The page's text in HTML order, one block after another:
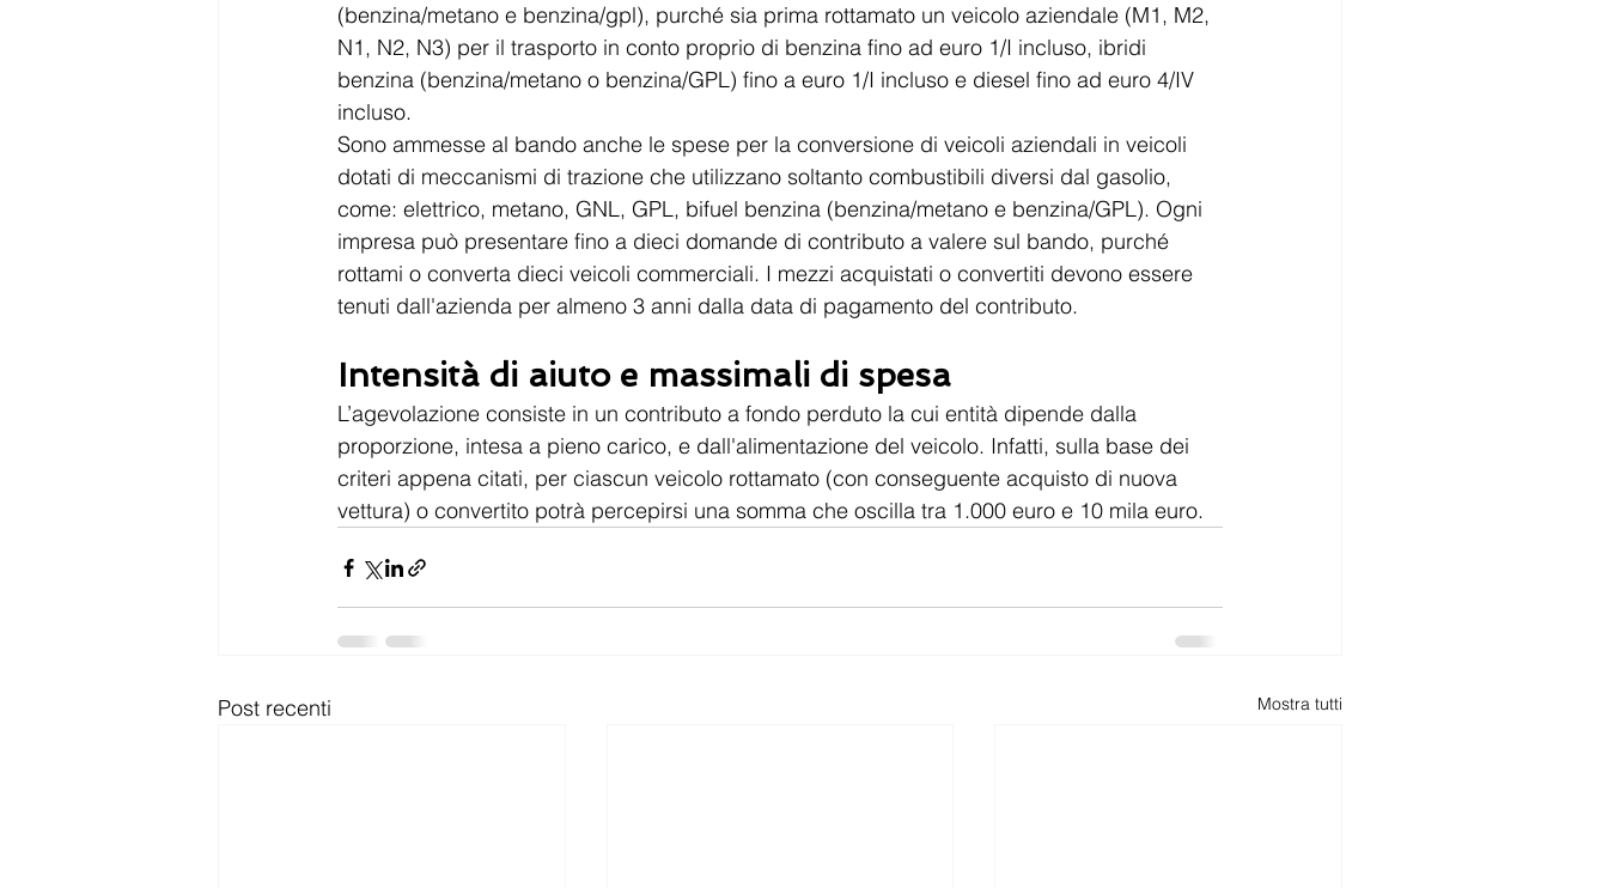
(benzina/metano e benzina/gpl), purché sia prima rottamato un veicolo aziendale (M1, M2,
N1, N2, N3) per il trasporto in conto proprio di benzina fino ad euro 1/I incluso, ibridi
benzina (benzina/metano o benzina/GPL) fino a euro 1/I incluso e diesel fino ad euro 4/IV
incluso.
Sono ammesse al bando anche le spese per la conversione di veicoli aziendali in veicoli
dotati di meccanismi di trazione che utilizzano soltanto combustibili diversi dal gasolio,
come: elettrico, metano, GNL, GPL, bifuel benzina (benzina/metano e benzina/GPL). Ogni
impresa può presentare fino a dieci domande di contributo a valere sul bando, purché
rottami o converta dieci veicoli commerciali. I mezzi acquistati o convertiti devono essere
tenuti dall'azienda per almeno 3 anni dalla data di pagamento del contributo.
Intensità di aiuto e massimali di spesa
L’agevolazione consiste in un contributo a fondo perduto la cui entità dipende dalla
proporzione, intesa a pieno carico, e dall'alimentazione del veicolo. Infatti, sulla base dei
criteri appena citati, per ciascun veicolo rottamato (con conseguente acquisto di nuova
vettura) o convertito potrà percepirsi una somma che oscilla tra 1.000 euro e 10 mila euro.
Post recenti Mostra tutti